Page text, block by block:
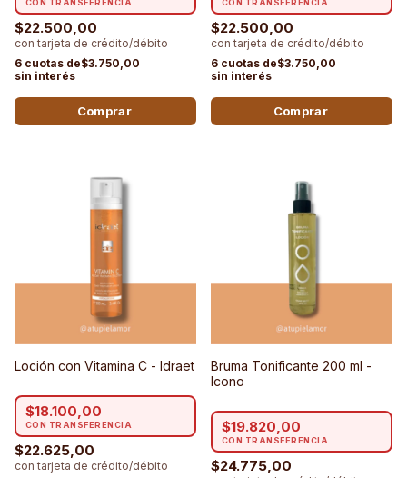
$22.500,00
$3.750,00
$22.500,00
$3.750,00
Loción con Vitamina C - Idraet
$22.625,00
$18.100,00
Bruma Tonificante 200 ml -
Icono
$24.775,00
$19.820,00